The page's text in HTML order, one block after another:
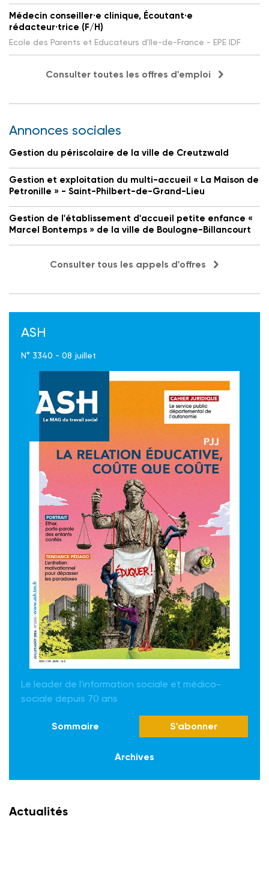
Médecin conseiller·e clinique, Écoutant·e
rédacteur·trice (F/H)
Ecole des Parents et Educateurs d'Ile-de-France - EPE IDF
Consulter toutes les offres d'emploi
Annonces sociales
Gestion du périscolaire de la ville de Creutzwald
Gestion et exploitation du multi-accueil « La Maison de
Petronille » - Saint-Philbert-de-Grand-Lieu
Gestion de l'établissement d'accueil petite enfance «
Marcel Bontemps » de la ville de Boulogne-Billancourt
Consulter tous les appels d'offres
ASH
N° 3340 - 08 juillet
Le leader de l'information sociale et médico-
sociale depuis 70 ans
Sommaire S'abonner
Archives
Actualités